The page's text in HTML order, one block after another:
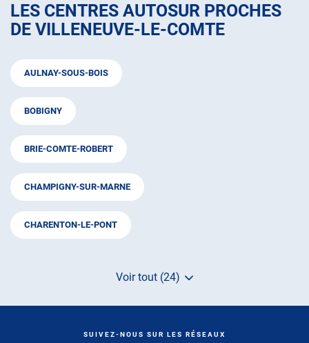
LES CENTRES AUTOSUR PROCHES
DE VILLENEUVE-LE-COMTE
AULNAY-SOUS-BOIS
BOBIGNY
BRIE-COMTE-ROBERT
CHAMPIGNY-SUR-MARNE
CHARENTON-LE-PONT
Voir tout (24)
de
de
de
SUIVEZ-NOUS SUR LES RÉSEAUX